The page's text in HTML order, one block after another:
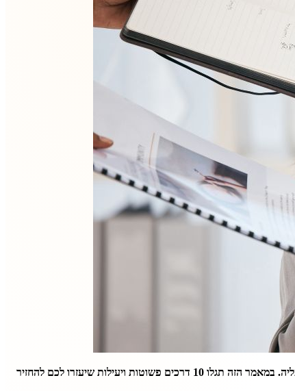
מרגישים שהעבודה הפכה לשגרה מעייפת? מתעוררים בבוקר בלי חשק להתחיל את היום? שחיקה בעבודה היא אתגר שפוגש רבים, אבל אפשר להתגבר עליה. במאמר הזה תגלו 10 דרכים פשוטות ויעילות שיעזרו לכם להחזיר